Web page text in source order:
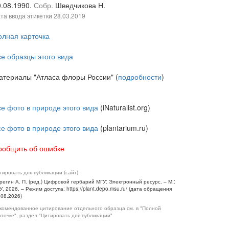
Собр. Шведчикова Н.
ввода этикетки 28.03.2019
карточка
образцы этого вида
"Атласа флоры России" (подробности)
фото в природе этого вида (iNaturalist.org)
фото в природе этого вида (plantarium.ru)
об ошибке
для публикации (сайт)
А. П. (ред.) Цифровой гербарий МГУ: Электронный ресурс. – М.:
2026. – Режим доступа: https://plant.depo.msu.ru/ (дата обращения
цитирование отдельного образца см. в "Полной
раздел "Цитировать для публикации"